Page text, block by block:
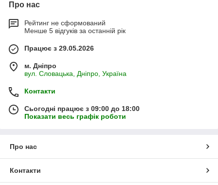
Про нас
Рейтинг не сформований
Менше 5 відгуків за останній рік
Працює з 29.05.2026
м. Дніпро
вул. Словацька, Дніпро, Україна
Контакти
Сьогодні працює з 09:00 до 18:00
Показати весь графік роботи
Про нас
Контакти